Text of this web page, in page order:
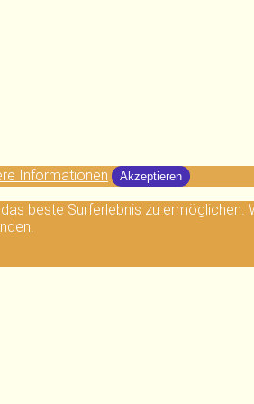
Informationen Akzeptieren
beste Surferlebnis zu